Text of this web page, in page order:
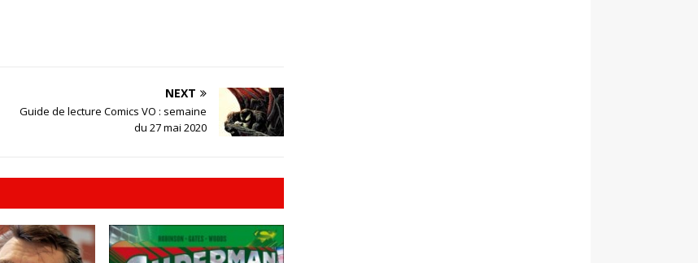
NEXT
Guide de lecture Comics VO : semaine
du 27 mai 2020